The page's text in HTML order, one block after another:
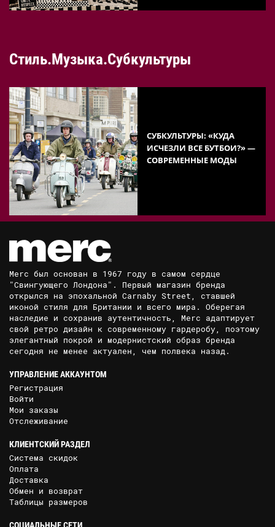
Стиль.Музыка.Субкультуры
СУБКУЛЬТУРЫ: «КУДА
ИСЧЕЗЛИ ВСЕ БУТБОИ?» —
СОВРЕМЕННЫЕ МОДЫ
Merc был основан в 1967 году в самом сердце
"Свингующего Лондона". Первый магазин бренда
открылся на эпохальной Carnaby Street, ставшей
иконой стиля для Британии и всего мира. Оберегая
наследие и сохранив аутентичность, Merc адаптирует
свой ретро дизайн к современному гардеробу, поэтому
элегантный покрой и модернистский образ бренда
сегодня не менее актуален, чем полвека назад.
УПРАВЛЕНИЕ АККАУНТОМ
Регистрация
Войти
Мои заказы
Отслеживание
КЛИЕНТСКИЙ РАЗДЕЛ
Система скидок
Оплата
Доставка
Обмен и возврат
Таблицы размеров
СОЦИАЛЬНЫЕ СЕТИ